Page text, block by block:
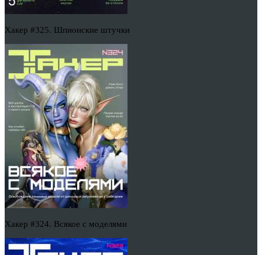
Хакер #325. Шпионские штучки
Хакер #324. Всякое с моделями